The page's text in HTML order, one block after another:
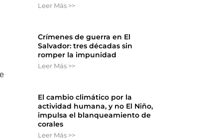
Leer Más >>
Crímenes de guerra en El
Salvador: tres décadas sin
romper la impunidad
Leer Más >>
El cambio climático por la
actividad humana, y no El Niño,
impulsa el blanqueamiento de
corales
Leer Más >>